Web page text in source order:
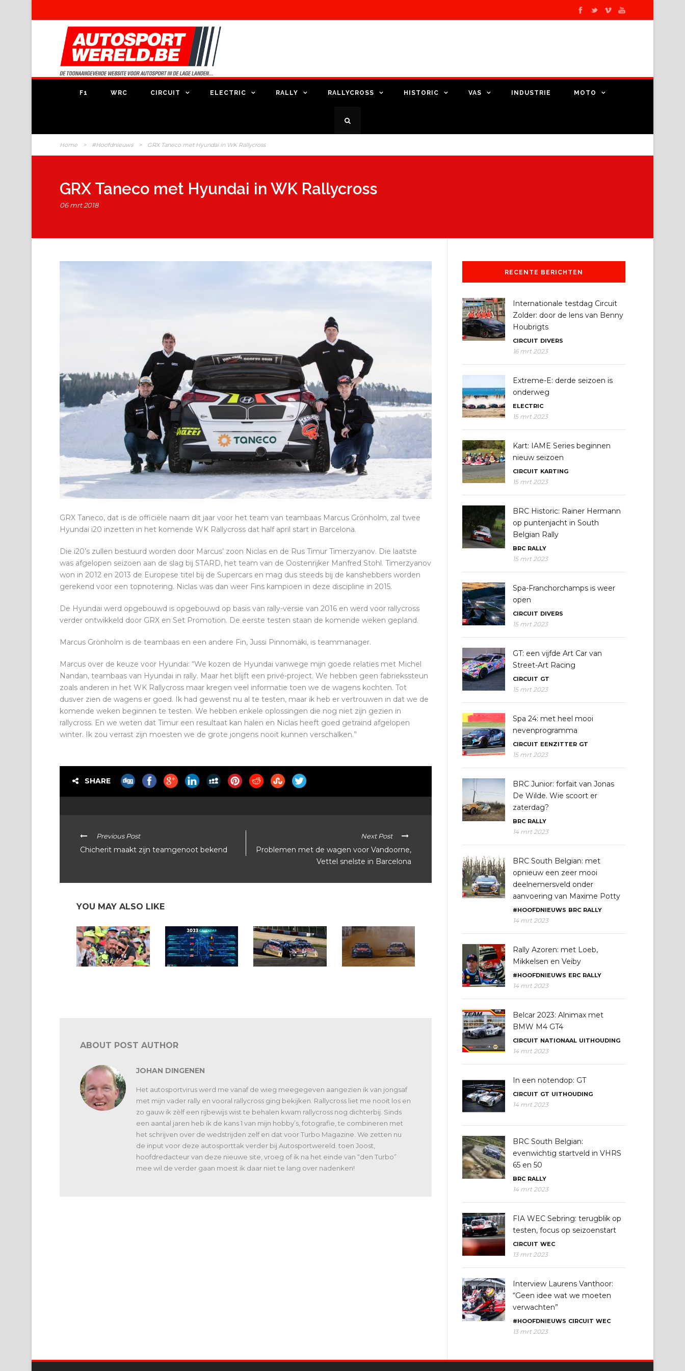
F1 WRC CIRCUIT ELECTRIC RALLY RALLYCROSS HISTORIC VAS INDUSTRIE MOTO
Home > #Hoofdnieuws > GRX Taneco met Hyundai in WK Rallycross
GRX Taneco met Hyundai in WK Rallycross
06 mrt 2018
GRX Taneco, dat is de officiële naam dit jaar voor het team van teambaas Marcus Grönholm, zal twee
Hyundai i20 inzetten in het komende WK Rallycross dat half april start in Barcelona.
Die i20’s zullen bestuurd worden door Marcus’ zoon Niclas en de Rus Timur Timerzyanov. Die laatste
was afgelopen seizoen aan de slag bij STARD, het team van de Oostenrijker Manfred Stohl. Timerzyanov
won in 2012 en 2013 de Europese titel bij de Supercars en mag dus steeds bij de kanshebbers worden
gerekend voor een topnotering. Niclas was dan weer Fins kampioen in deze discipline in 2015.
De Hyundai werd opgebouwd is opgebouwd op basis van rally-versie van 2016 en werd voor rallycross
verder ontwikkeld door GRX en Set Promotion. De eerste testen staan de komende weken gepland.
Marcus Grönholm is de teambaas en een andere Fin, Jussi Pinnomäki, is teammanager.
Marcus over de keuze voor Hyundai: “We kozen de Hyundai vanwege mijn goede relaties met Michel
Nandan, teambaas van Hyundai in rally. Maar het blijft een privé-project. We hebben geen fabriekssteun
zoals anderen in het WK Rallycross maar kregen veel informatie toen we de wagens kochten. Tot
dusver zien de wagens er goed. Ik had gewenst nu al te testen, maar ik heb er vertrouwen in dat we de
komende weken beginnen te testen. We hebben enkele oplossingen die nog niet zijn gezien in
rallycross. En we weten dat Timur een resultaat kan halen en Niclas heeft goed getraind afgelopen
winter. Ik zou verrast zijn moesten we de grote jongens nooit kunnen verschalken.”
SHARE
Previous Post
Chicherit maakt zijn teamgenoot bekend
Next Post
Problemen met de wagen voor Vandoorne,
Vettel snelste in Barcelona
YOU MAY ALSO LIKE
ABOUT POST AUTHOR
JOHAN DINGENEN
Het autosportvirus werd me vanaf de wieg meegegeven aangezien ik van jongsaf
met mijn vader rally en vooral rallycross ging bekijken. Rallycross liet me nooit los en
zo gauw ik zèlf een rijbewijs wist te behalen kwam rallycross nog dichterbij. Sinds
een aantal jaren heb ik de kans 1 van mijn hobby’s, fotografie, te combineren met
het schrijven over de wedstrijden zelf en dat voor Turbo Magazine. We zetten nu
de input voor deze autosporttak verder bij Autosportwereld. toen Joost,
hoofdredacteur van deze nieuwe site, vroeg of ik na het einde van “den Turbo”
mee wil de verder gaan moest ik daar niet te lang over nadenken!
RECENTE BERICHTEN
Internationale testdag Circuit
Zolder: door de lens van Benny
Houbrigts
CIRCUIT DIVERS
16 mrt 2023
Extreme-E: derde seizoen is
onderweg
ELECTRIC
15 mrt 2023
Kart: IAME Series beginnen
nieuw seizoen
CIRCUIT KARTING
15 mrt 2023
BRC Historic: Rainer Hermann
op puntenjacht in South
Belgian Rally
BRC RALLY
15 mrt 2023
Spa-Franchorchamps is weer
open
CIRCUIT DIVERS
15 mrt 2023
GT: een vijfde Art Car van
Street-Art Racing
CIRCUIT GT
15 mrt 2023
Spa 24: met heel mooi
nevenprogramma
CIRCUIT EENZITTER GT
15 mrt 2023
BRC Junior: forfait van Jonas
De Wilde. Wie scoort er
zaterdag?
BRC RALLY
14 mrt 2023
BRC South Belgian: met
opnieuw een zeer mooi
deelnemersveld onder
aanvoering van Maxime Potty
#HOOFDNIEUWS BRC RALLY
14 mrt 2023
Rally Azoren: met Loeb,
Mikkelsen en Veiby
#HOOFDNIEUWS ERC RALLY
14 mrt 2023
Belcar 2023: Alnimax met
BMW M4 GT4
CIRCUIT NATIONAAL UITHOUDING
14 mrt 2023
In een notendop: GT
CIRCUIT GT UITHOUDING
14 mrt 2023
BRC South Belgian:
evenwichtig startveld in VHRS
65 en 50
BRC RALLY
14 mrt 2023
FIA WEC Sebring: terugblik op
testen, focus op seizoenstart
CIRCUIT WEC
13 mrt 2023
Interview Laurens Vanthoor:
“Geen idee wat we moeten
verwachten”
#HOOFDNIEUWS CIRCUIT WEC
13 mrt 2023